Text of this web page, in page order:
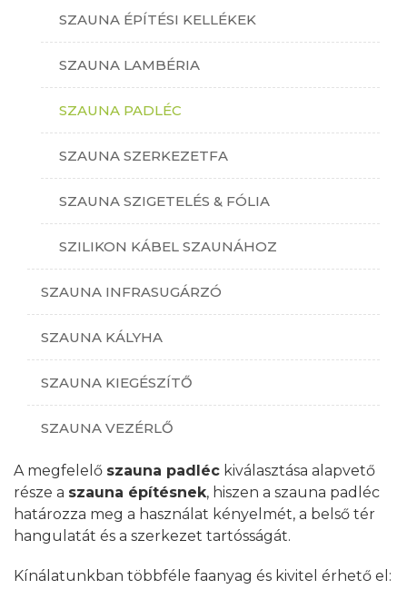
SZAUNA ÉPÍTÉSI KELLÉKEK
SZAUNA LAMBÉRIA
SZAUNA PADLÉC
SZAUNA SZERKEZETFA
SZAUNA SZIGETELÉS & FÓLIA
SZILIKON KÁBEL SZAUNÁHOZ
SZAUNA INFRASUGÁRZÓ
SZAUNA KÁLYHA
SZAUNA KIEGÉSZÍTŐ
SZAUNA VEZÉRLŐ
A megfelelő szauna padléc kiválasztása alapvető
része a szauna építésnek, hiszen a szauna padléc
határozza meg a használat kényelmét, a belső tér
hangulatát és a szerkezet tartósságát.
Kínálatunkban többféle faanyag és kivitel érhető el: